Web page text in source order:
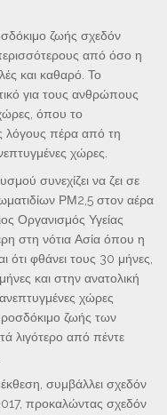
ζωής σχεδόν
από όσο η
και καθαρό. Το
για τους ανθρώπους
όπου το
λόγους πέρα από τη
χώρες.
συνεχίζει να ζει σε
ΡΜ2,5 στον αέρα
Οργανισμός Υγείας
στη νότια Ασία όπου η
ότι φθάνει τους 30 μήνες,
και στην ανατολική
χώρες
ζωής των
λιγότερο από πέντε
συμβάλλει σχεδόν
προκαλώντας σχεδόν